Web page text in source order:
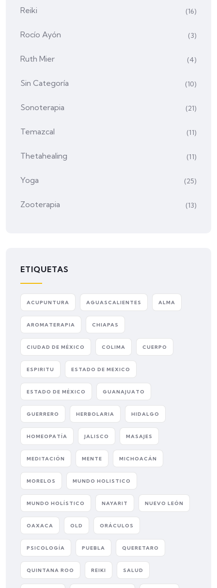
Reiki (16)
Rocío Ayón (3)
Ruth Mier (4)
Sin Categoría (10)
Sonoterapia (21)
Temazcal (11)
Thetahealing (11)
Yoga (25)
Zooterapia (13)
ETIQUETAS
ACUPUNTURA AGUASCALIENTES ALMA
AROMATERAPIA CHIAPAS
CIUDAD DE MÉXICO COLIMA CUERPO
ESPIRITU ESTADO DE MEXICO
ESTADO DE MÉXICO GUANAJUATO
GUERRERO HERBOLARIA HIDALGO
HOMEOPATÍA JALISCO MASAJES
MEDITACIÓN MENTE MICHOACÁN
MORELOS MUNDO HOLISTICO
MUNDO HOLÍSTICO NAYARIT NUEVO LEÓN
OAXACA OLD ORÁCULOS
PSICOLOGÍA PUEBLA QUERETARO
QUINTANA ROO REIKI SALUD